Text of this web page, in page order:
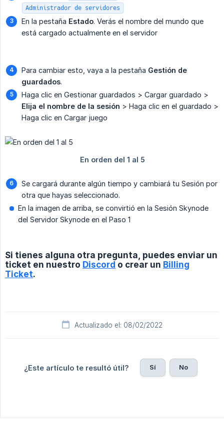
Administrador de servidores
En la pestaña Estado. Verás el nombre del mundo que
está cargado actualmente en el servidor
Para cambiar esto, vaya a la pestaña Gestión de
guardados.
Haga clic en Gestionar guardados > Cargar guardado >
Elija el nombre de la sesión > Haga clic en el guardado >
Haga clic en Cargar juego
Se cargará durante algún tiempo y cambiará tu Sesión por
otra que hayas seleccionado.
En la imagen de arriba, se convirtió en la Sesión Skynode
del Servidor Skynode en el Paso 1
Si tienes alguna otra pregunta, puedes enviar un
ticket en nuestro Discord o crear un Billing
Ticket.
Actualizado el: 08/02/2022
¿Este artículo te resultó útil? Sí No